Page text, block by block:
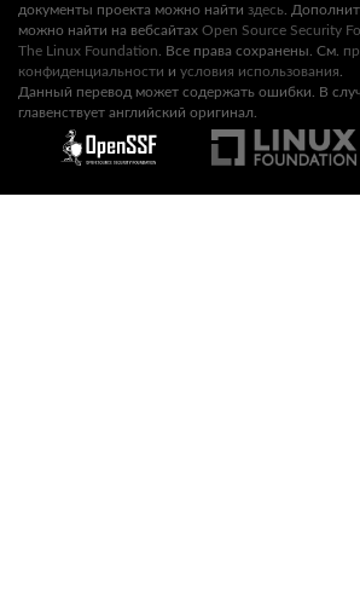
документы проекта можно найти здесь .
можно найти на вебсайтах Open Source Security
The Linux Foundation . Все права сохранены. См.
конфиденциальности и условия использования
Данный перевод может содержать ошибки. В
главенствует английский оригинал.